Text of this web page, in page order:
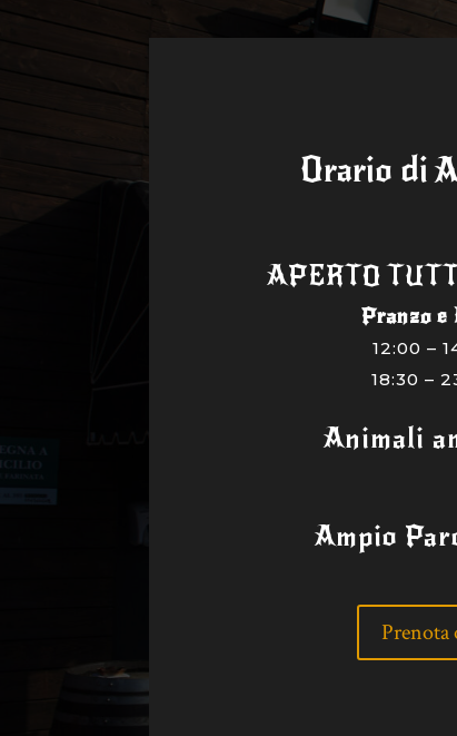
Orario di
APERTO
Pranzo e
12:00 –
18:30 –
Animali
Ampio
Prenota